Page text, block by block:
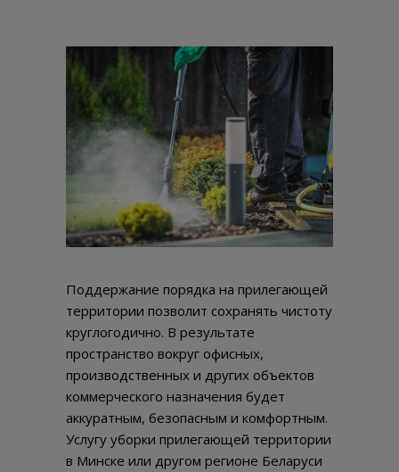
Поддержание порядка на прилегающей
территории позволит сохранять чистоту
круглогодично. В результате
пространство вокруг офисных,
производственных и других объектов
коммерческого назначения будет
аккуратным, безопасным и комфортным.
Услугу уборки прилегающей территории
в Минске или другом регионе Беларуси